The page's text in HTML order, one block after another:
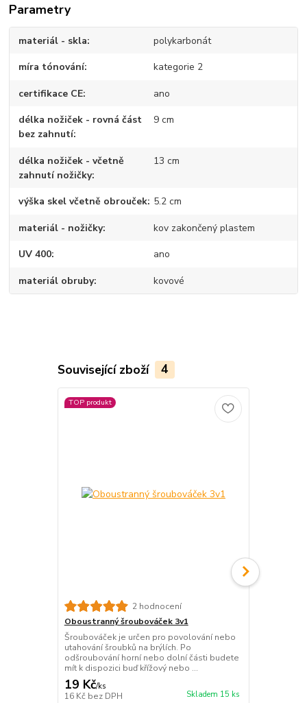
Parametry
materiál - skla polykarbonát
míra tónování kategorie 2
certifikace CE ano
délka nožiček - rovná část
bez zahnutí
9 cm
délka nožiček - včetně
zahnutí nožičky
13 cm
výška skel včetně obrouček 5.2 cm
materiál - nožičky kov zakončený plastem
UV 400 ano
materiál obruby kovové
Související zboží 4
TOP produkt
2 hodnocení
Oboustranný šroubováček 3v1
Šroubováček je určen pro povolování nebo
utahování šroubků na brýlích. Po
odšroubování horní nebo dolní části budete
mít k dispozici buď křížový nebo ...
19 Kč/ks
16 Kč bez DPH Skladem 15 ks